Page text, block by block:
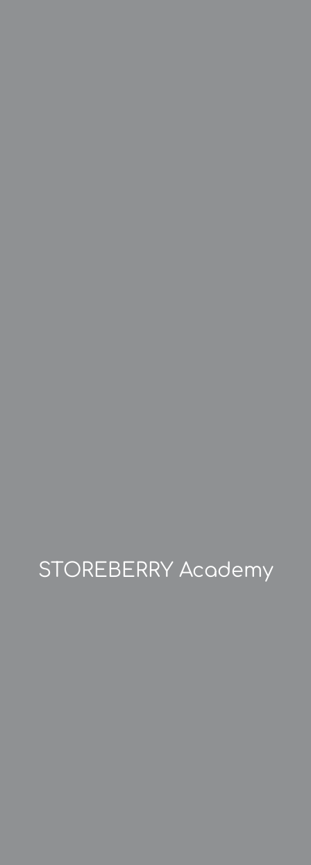
STOREBERRY Academy